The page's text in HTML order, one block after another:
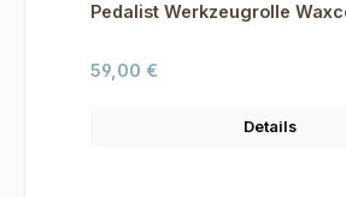
Pedalist Werkzeugrolle
Regulärer Preis:
59,00 €
Details